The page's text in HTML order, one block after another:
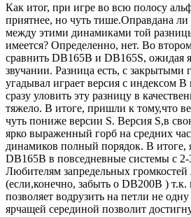
Как итог, при игре во всю полосу
приятнее, но чуть тише.Оправдана ли
между этими динамиками той
имеется? Определенно, нет. Во
сравнить DB165B и DB165S, ожидая
звучании. Разница есть, с закрытыми
угадывал играет версия с индексом
сразу уловить эту разницу в
тяжело. В итоге, пришли к тому,что
чуть пониже версии S. Версия S,в
ярко выраженный горб на средних
динамиков полный порядок. В итоге,
DB165B в повседневные системы с
Любителям запредельных
(если,конечно, забыть о DB200B ) т.к.
позволяет водрузить на петли не
ярчащей серединой позволит